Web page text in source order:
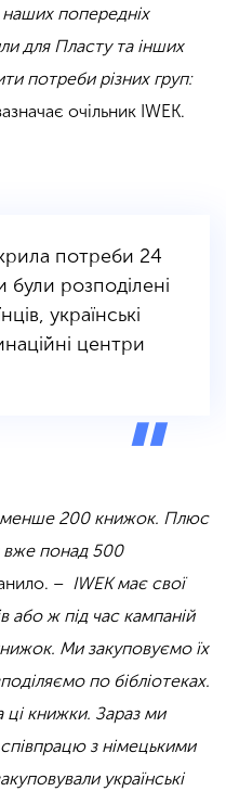
наших попередніх
для Пласту та інших
потреби різних груп:
очільник IWEK.
потреби 24
були розподілені
українські
центри
менше 200 книжок. Плюс
вже понад 500
– IWEK має свої
або ж під час кампаній
Ми закуповуємо їх
по бібліотеках.
ці книжки. Зараз ми
з німецькими
українські